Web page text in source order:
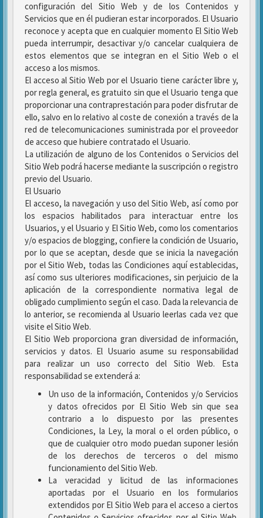
configuración del Sitio Web y de los Contenidos y
Servicios que en él pudieran estar incorporados. El Usuario
reconoce y acepta que en cualquier momento El Sitio Web
pueda interrumpir, desactivar y/o cancelar cualquiera de
estos elementos que se integran en el Sitio Web o el
acceso a los mismos.
El acceso al Sitio Web por el Usuario tiene carácter libre y,
por regla general, es gratuito sin que el Usuario tenga que
proporcionar una contraprestación para poder disfrutar de
ello, salvo en lo relativo al coste de conexión a través de la
red de telecomunicaciones suministrada por el proveedor
de acceso que hubiere contratado el Usuario.
La utilización de alguno de los Contenidos o Servicios del
Sitio Web podrá hacerse mediante la suscripción o registro
previo del Usuario.
El Usuario
El acceso, la navegación y uso del Sitio Web, así como por
los espacios habilitados para interactuar entre los
Usuarios, y el Usuario y El Sitio Web, como los comentarios
y/o espacios de blogging, confiere la condición de Usuario,
por lo que se aceptan, desde que se inicia la navegación
por el Sitio Web, todas las Condiciones aquí establecidas,
así como sus ulteriores modificaciones, sin perjuicio de la
aplicación de la correspondiente normativa legal de
obligado cumplimiento según el caso. Dada la relevancia de
lo anterior, se recomienda al Usuario leerlas cada vez que
visite el Sitio Web.
El Sitio Web proporciona gran diversidad de información,
servicios y datos. El Usuario asume su responsabilidad
para realizar un uso correcto del Sitio Web. Esta
responsabilidad se extenderá a:
Un uso de la información, Contenidos y/o Servicios
y datos ofrecidos por El Sitio Web sin que sea
contrario a lo dispuesto por las presentes
Condiciones, la Ley, la moral o el orden público, o
que de cualquier otro modo puedan suponer lesión
de los derechos de terceros o del mismo
funcionamiento del Sitio Web.
La veracidad y licitud de las informaciones
aportadas por el Usuario en los formularios
extendidos por El Sitio Web para el acceso a ciertos